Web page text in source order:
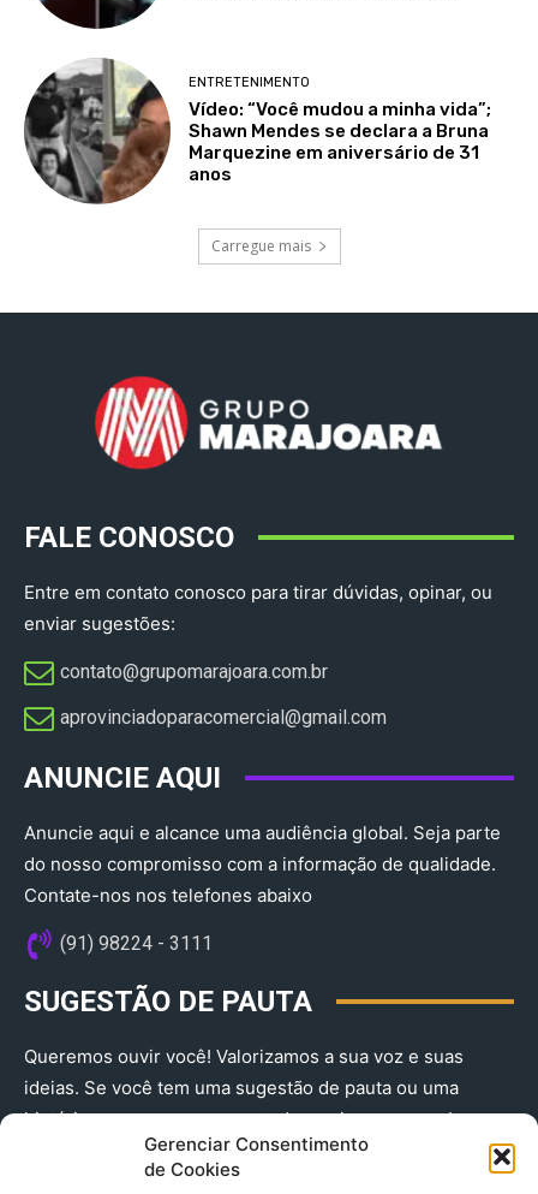
Gerenciar Consentimento
de Cookies
ENTRETENIMENTO
Vídeo: “Você mudou a minha vida”;
Shawn Mendes se declara a Bruna
Marquezine em aniversário de 31
anos
Carregue mais
FALE CONOSCO
Entre em contato conosco para tirar dúvidas, opinar, ou
enviar sugestões:
contato@grupomarajoara.com.br
aprovinciadoparacomercial@gmail.com​
ANUNCIE AQUI
Anuncie aqui e alcance uma audiência global. Seja parte
do nosso compromisso com a informação de qualidade.
Contate-nos nos telefones abaixo
(91) 98224 - 3111
SUGESTÃO DE PAUTA
Queremos ouvir você! Valorizamos a sua voz e suas
ideias. Se você tem uma sugestão de pauta ou uma
história que merece ser contada, envie-nos agora!
(91) 98224 - 3111